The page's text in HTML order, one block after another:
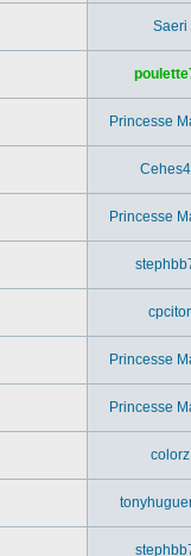
Saeri
Princesse
Princesse
cpcitor
Princesse
Princesse
colorz